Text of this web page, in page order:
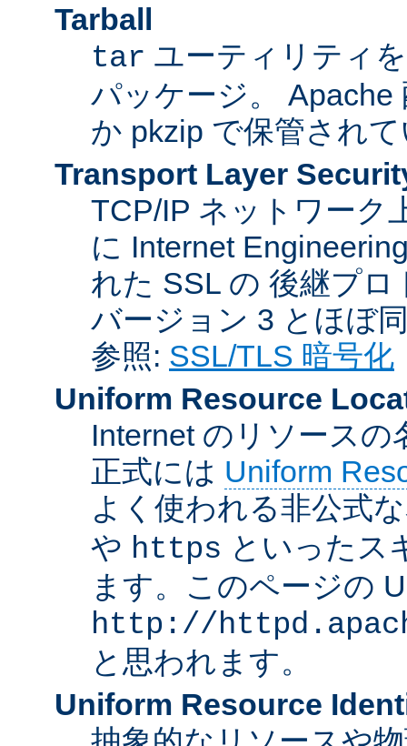
Tarball
tar ユーティリティ
パッケージ。 Apache
か pkzip で保管され
Transport Layer
TCP/IP ネットワーク
に Internet
れた SSL の 後継プ
バージョン 3 とほぼ
参照: SSL/TLS 暗号化
Uniform Resource
Internet のリソース
正式には Uniform
よく使われる非公式
や https といったス
ます。このページの
http://
と思われます。
Uniform Resource